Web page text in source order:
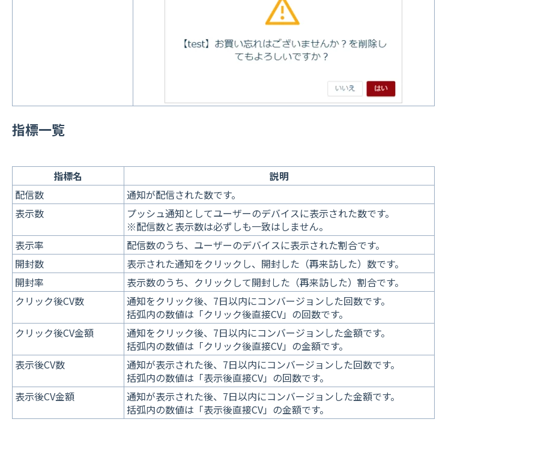
指標一覧
指標名
説明
配信数
通知が配信された数です。
表示数
プッシュ通知としてユーザーのデバイスに表示された数です。
※配信数と表示数は必ずしも一致はしません。
表示率
配信数のうち、ユーザーのデバイスに表示された割合です。
開封数
表示された通知をクリックし、開封した（再来訪した）数です。
開封率
表示数のうち、クリックして開封した（再来訪した）割合です。
クリック後CV数
通知をクリック後、7日以内にコンバージョンした回数です。
括弧内の数値は「クリック後直接CV」の回数です。
クリック後CV金額
通知をクリック後、7日以内にコンバージョンした金額です。
括弧内の数値は「クリック後直接CV」の金額です。
表示後CV数
通知が表示された後、7日以内にコンバージョンした回数です。
括弧内の数値は「表示後直接CV」の回数です。
表示後CV金額
通知が表示された後、7日以内にコンバージョンした金額です。
括弧内の数値は「表示後直接CV」の金額です。